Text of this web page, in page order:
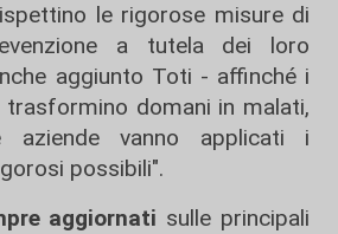
le rigorose misure di
a tutela dei loro
aggiunto Toti - affinché i
domani in malati,
aziende vanno applicati i
possibili".
aggiornati sulle principali